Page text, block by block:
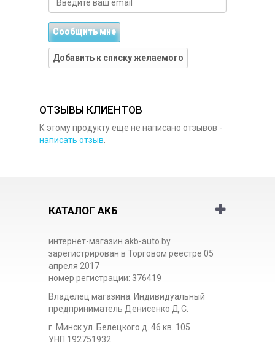
Сообщить мне
Добавить к списку желаемого
ОТЗЫВЫ КЛИЕНТОВ
К этому продукту еще не написано отзывов -
написать отзыв
КАТАЛОГ АКБ
интернет-магазин akb-auto.by
зарегистрирован в Торговом реестре 05
апреля 2017
номер регистрации: 376419
Владелец магазина: Индивидуальный
предприниматель Денисенко Д.С.
г. Минск ул. Белецкого д. 46 кв. 105
УНП 192751932